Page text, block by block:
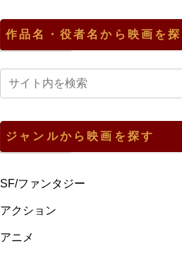
作品名・役者名から映画を探
ジャンルから映画を探す
SF/ファンタジー
アクション
アニメ